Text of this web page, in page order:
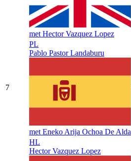
met Hector Vazquez Lopez
7
PL
Pablo Pastor Landaburu
met Eneko Arija Ochoa De Alda
HL
Hector Vazquez Lopez